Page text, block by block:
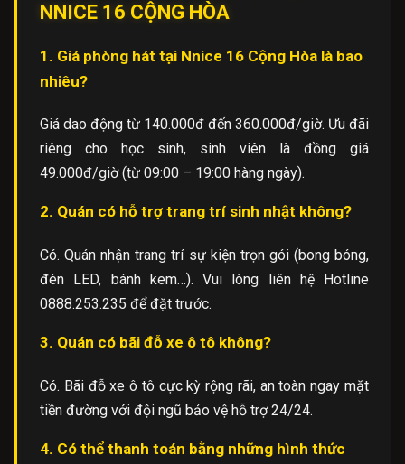
NNICE 16 CỘNG HÒA
1. Giá phòng hát tại Nnice 16 Cộng Hòa là bao
nhiêu?
Giá dao động từ 140.000đ đến 360.000đ/giờ. Ưu đãi
riêng cho học sinh, sinh viên là đồng giá
49.000đ/giờ (từ 09:00 – 19:00 hàng ngày).
2. Quán có hỗ trợ trang trí sinh nhật không?
Có. Quán nhận trang trí sự kiện trọn gói (bong bóng,
đèn LED, bánh kem…). Vui lòng liên hệ Hotline
0888.253.235 để đặt trước.
3. Quán có bãi đỗ xe ô tô không?
Có. Bãi đỗ xe ô tô cực kỳ rộng rãi, an toàn ngay mặt
tiền đường với đội ngũ bảo vệ hỗ trợ 24/24.
4. Có thể thanh toán bằng những hình thức